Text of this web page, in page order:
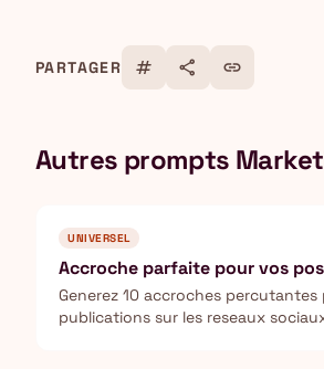
PARTAGER tag share link
Autres prompts
UNIVERSEL
Accroche parfaite pour vos
Generez 10 accroches percutantes
publications sur les reseaux